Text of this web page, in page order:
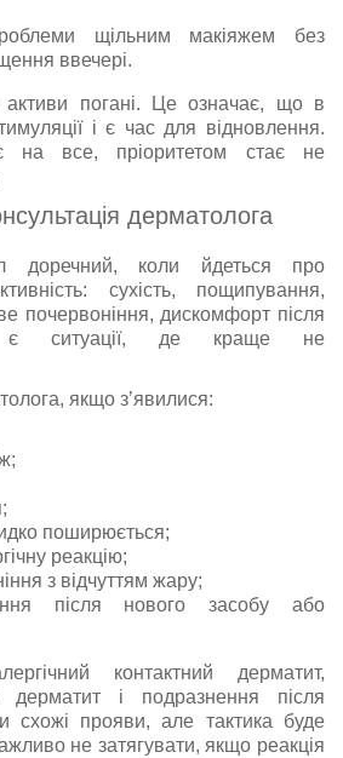
щільним макіяжем без
ввечері.
погані. Це означає, що в
і є час для відновлення.
на все, пріоритетом стає не
дерматолога
доречний, коли йдеться про
сухість, пощипування,
почервоніння, дискомфорт після
ситуації, де краще не
якщо з’явилися:
поширюється;
реакцію;
з відчуттям жару;
після нового засобу або
контактний дерматит,
дерматит і подразнення після
схожі прояви, але тактика буде
не затягувати, якщо реакція